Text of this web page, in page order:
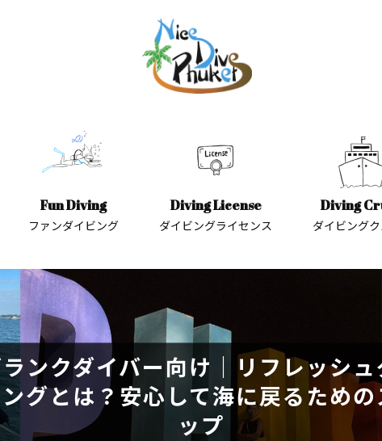
Fun Diving
ファンダイビング
Diving License
ダイビングライセンス
Diving
ダイビング
ンクダイバー向け｜リフレッシ
グとは？安心して海に戻るため
ップ